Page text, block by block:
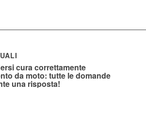
cura correttamente
da moto: tutte le domande
una risposta!